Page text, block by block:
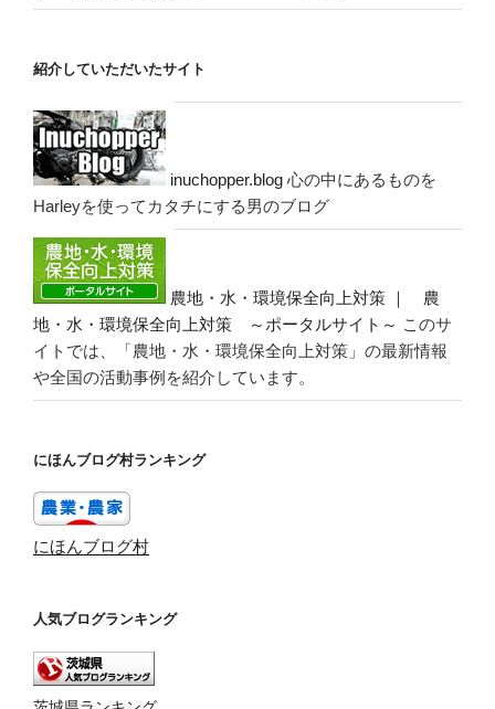
紹介していただいたサイト
inuchopper.blog 心の中にあるものを
Harleyを使ってカタチにする男のブログ
農地・水・環境保全向上対策 ｜ 農
地・水・環境保全向上対策 ～ポータルサイト～ このサ
イトでは、「農地・水・環境保全向上対策」の最新情報
や全国の活動事例を紹介しています。
にほんブログ村ランキング
にほんブログ村
人気ブログランキング